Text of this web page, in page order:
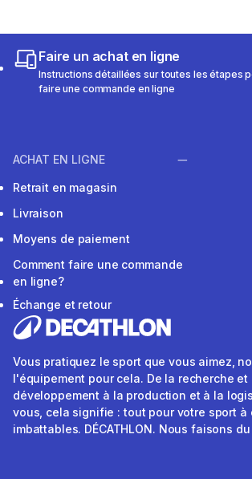
Faire un achat en ligne
Instructions détaillées sur toutes les étapes
faire une commande en ligne
ACHAT EN LIGNE
Retrait en magasin
Livraison
Moyens de paiement
Comment faire une commande
en ligne?
Échange et retour
Vous pratiquez le sport que vous aimez,
l'équipement pour cela. De la recherche et
développement à la production et à la
vous, cela signifie : tout pour votre sport à
imbattables. DÉCATHLON. Nous faisons